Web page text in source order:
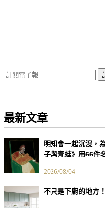
最新文章
明知會一起沉沒，
子與青蛙》用66件
2026/08/04
不只是下廚的地方